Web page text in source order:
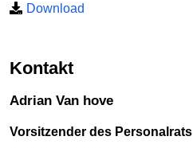
Download
Kontakt
Adrian Van hove
Vorsitzender des Personalrats